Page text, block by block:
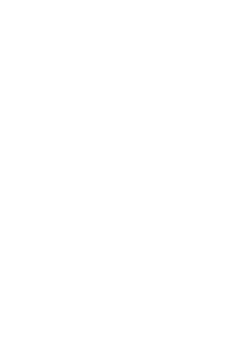
потенциальные точки сбоя,
цветовую легенду, отображающую тип